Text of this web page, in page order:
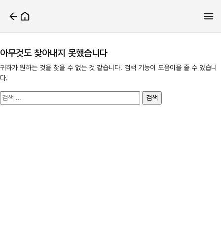
아무것도 찾아내지 못했습니다
귀하가 원하는 것을 찾을 수 없는 것 같습니다. 검색 기능이 도움이을 줄 수 있습니
다.
검
색: